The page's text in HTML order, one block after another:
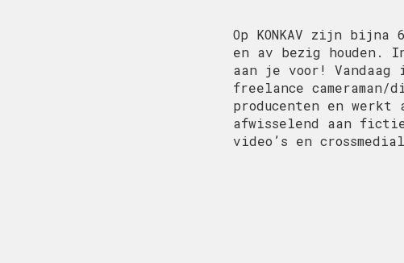
Op KONKAV zijn
en av bezig houden.
aan je voor! Vandaag
freelance
producenten en
afwisselend aan
video’s en